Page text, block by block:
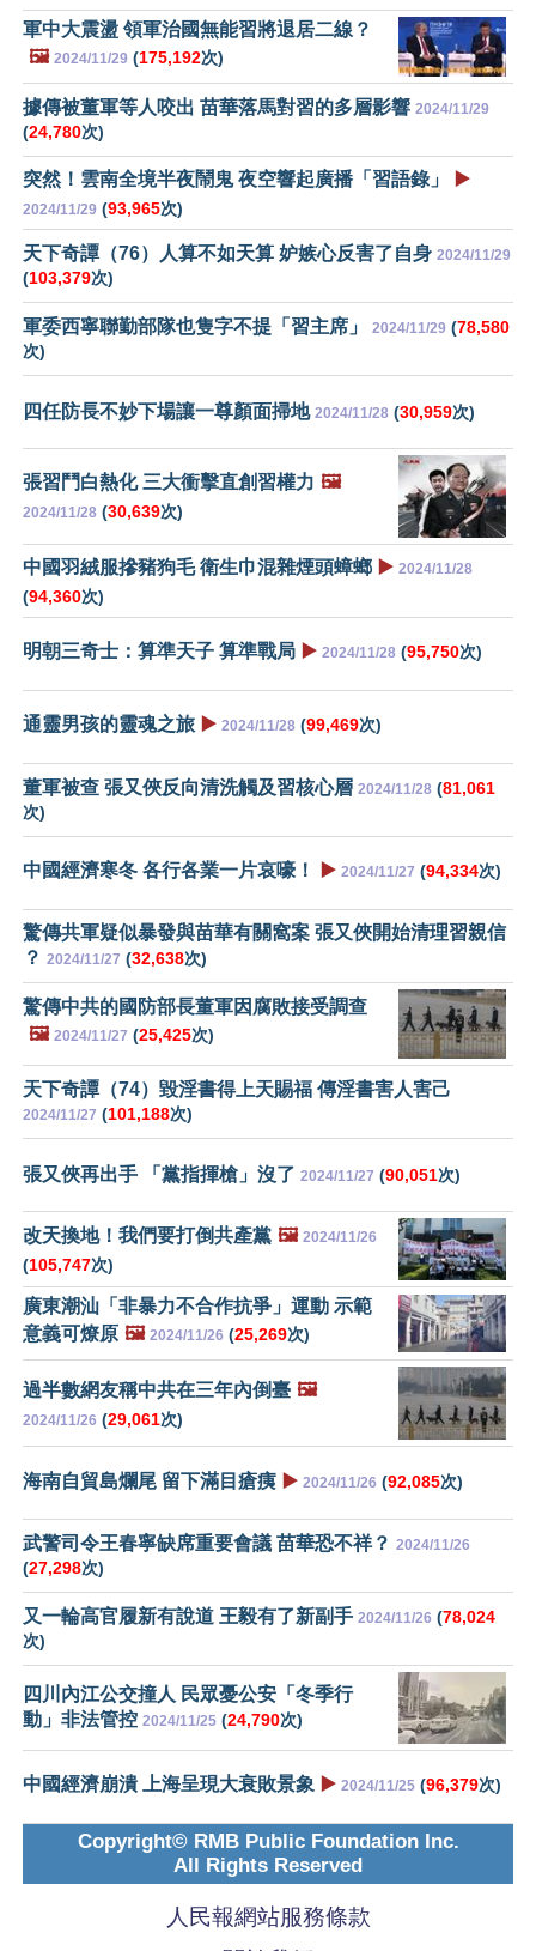
軍中大震盪 領軍治國無能習將退居二線？
🖼️ 2024/11/29 (175,192次)
據傳被董軍等人咬出 苗華落馬對習的多層影響 2024/11/29
(24,780次)
突然！雲南全境半夜鬧鬼 夜空響起廣播「習語錄」 ▶️
2024/11/29 (93,965次)
天下奇譚（76）人算不如天算 妒嫉心反害了自身 2024/11/29
(103,379次)
軍委西寧聯勤部隊也隻字不提「習主席」 2024/11/29 (78,580
次)
四任防長不妙下場讓一尊顏面掃地 2024/11/28 (30,959次)
張習鬥白熱化 三大衝擊直創習權力 🖼️
2024/11/28 (30,639次)
中國羽絨服摻豬狗毛 衛生巾混雜煙頭蟑螂 ▶️ 2024/11/28
(94,360次)
明朝三奇士：算準天子 算準戰局 ▶️ 2024/11/28 (95,750次)
通靈男孩的靈魂之旅 ▶️ 2024/11/28 (99,469次)
董軍被查 張又俠反向清洗觸及習核心層 2024/11/28 (81,061
次)
中國經濟寒冬 各行各業一片哀嚎！ ▶️ 2024/11/27 (94,334次)
驚傳共軍疑似暴發與苗華有關窩案 張又俠開始清理習親信
？ 2024/11/27 (32,638次)
驚傳中共的國防部長董軍因腐敗接受調查
🖼️ 2024/11/27 (25,425次)
天下奇譚（74）毀淫書得上天賜福 傳淫書害人害己
2024/11/27 (101,188次)
張又俠再出手 「黨指揮槍」沒了 2024/11/27 (90,051次)
改天換地！我們要打倒共產黨 🖼️ 2024/11/26
(105,747次)
廣東潮汕「非暴力不合作抗爭」運動 示範
意義可燎原 🖼️ 2024/11/26 (25,269次)
過半數網友稱中共在三年內倒臺 🖼️
2024/11/26 (29,061次)
海南自貿島爛尾 留下滿目瘡痍 ▶️ 2024/11/26 (92,085次)
武警司令王春寧缺席重要會議 苗華恐不祥？ 2024/11/26
(27,298次)
又一輪高官履新有說道 王毅有了新副手 2024/11/26 (78,024
次)
四川內江公交撞人 民眾憂公安「冬季行
動」非法管控 2024/11/25 (24,790次)
中國經濟崩潰 上海呈現大衰敗景象 ▶️ 2024/11/25 (96,379次)
Copyright© RMB Public Foundation Inc.
All Rights Reserved
人民報網站服務條款